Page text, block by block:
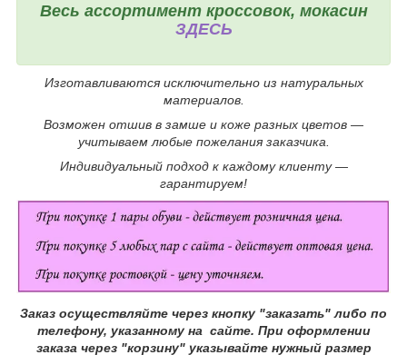
Весь ассортимент кроссовок, мокасин
ЗДЕСЬ
Изготавливаются исключительно из натуральных
материалов.
Возможен отшив в замше и коже разных цветов ―
учитываем любые пожелания заказчика.
Индивидуальный подход к каждому клиенту ―
гарантируем!
Заказ осуществляйте через кнопку "заказать" либо по
телефону, указанному на сайте. При оформлении
заказа через "корзину" указывайте нужный размер